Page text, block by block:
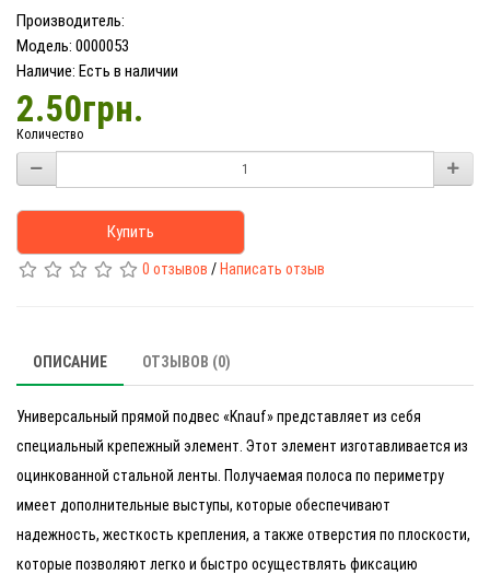
Производитель:
Модель: 0000053
Наличие: Есть в наличии
2.50грн.
Количество
Купить
0 отзывов / Написать отзыв
ОПИСАНИЕ ОТЗЫВОВ (0)
Универсальный прямой подвес «Knauf» представляет из себя
специальный крепежный элемент. Этот элемент изготавливается из
оцинкованной стальной ленты. Получаемая полоса по периметру
имеет дополнительные выступы, которые обеспечивают
надежность, жесткость крепления, а также отверстия по плоскости,
которые позволяют легко и быстро осуществлять фиксацию